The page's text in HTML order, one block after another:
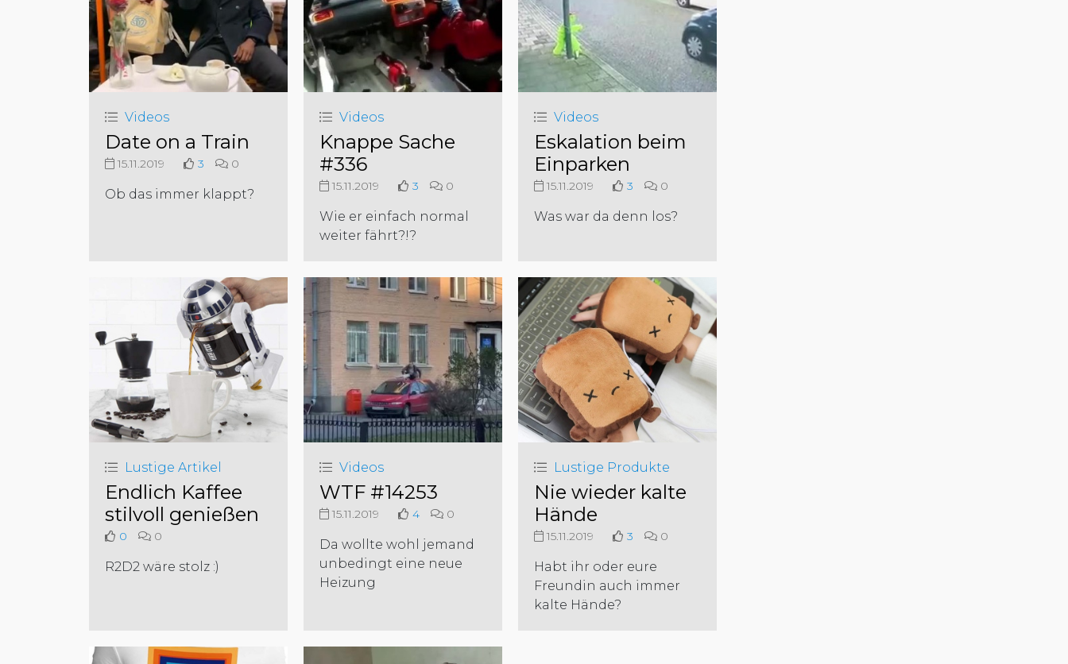
Videos
Date on a Train
15.11.2019 3 0
Ob das immer klappt?
Videos
Knappe Sache
#336
15.11.2019 3 0
Wie er einfach normal
weiter fährt?!?
Videos
Eskalation beim
Einparken
15.11.2019 3 0
Was war da denn los?
Lustige Artikel
Endlich Kaffee
stilvoll genießen
0 0
R2D2 wäre stolz :)
Videos
WTF #14253
15.11.2019 4 0
Da wollte wohl jemand
unbedingt eine neue
Heizung
Lustige Produkte
Nie wieder kalte
Hände
15.11.2019 3 0
Habt ihr oder eure
Freundin auch immer
kalte Hände?